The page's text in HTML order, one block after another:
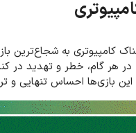
به شجاع‌ترین
در هر گام، خطر و
بازی‌ها احساس تنهایی و